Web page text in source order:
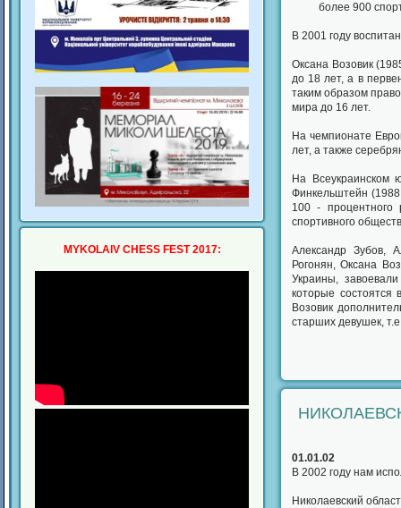
более 900
В 2001 году
Оксана Возовик
до 18 лет, а в
таким образом
мира до 16 лет.
На чемпионате
лет, а также
На Всеукраинском
Финкельштейн
100 - процентного
спортивного
Александр Зубов,
Рогонян, Оксана
Украины,
которые
Возовик
старших девушек,
01.01.02
В 2002 году нам
Николаевский
MYKOLAIV CHESS FEST 2017: